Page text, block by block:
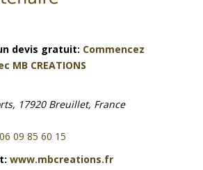
devis gratuit: Commencez
MB CREATIONS
17920 Breuillet, France
06 09 85 60 15
www.mbcreations.fr